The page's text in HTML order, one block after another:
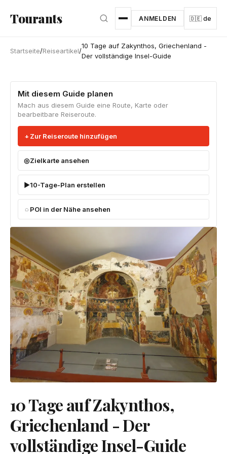
Tourants ANMELDEN 🇩🇪 de
Startseite/Reiseartikel/
10 Tage auf Zakynthos, Griechenland -
Der vollständige Insel-Guide
Mit diesem Guide planen
Mach aus diesem Guide eine Route, Karte oder
bearbeitbare Reiseroute.
Zur Reiseroute hinzufügen
Zielkarte ansehen
10-Tage-Plan erstellen
POI in der Nähe ansehen
10 Tage auf Zakynthos,
Griechenland - Der
vollständige Insel-Guide